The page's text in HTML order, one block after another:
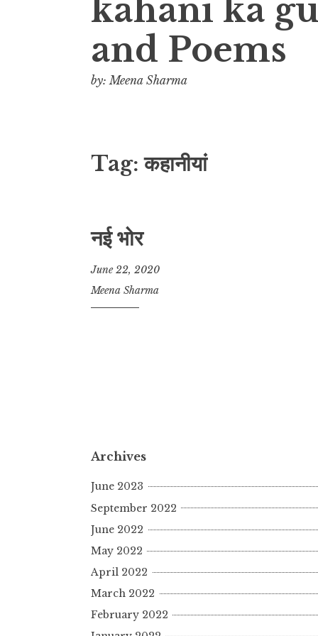
kahani ka
and Poems
by: Meena Sharma
Tag:कहानीयां
नई भोर
June 22, 2020
Meena Sharma
Archives
June 2023
September 2022
June 2022
May 2022
April 2022
March 2022
February 2022